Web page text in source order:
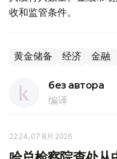
收和监管条件。
黄金储备 经济 金融
без автора
编译
22:24, 07 8月 2026